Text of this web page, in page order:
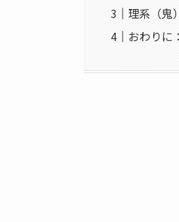
理系（鬼
おわりに